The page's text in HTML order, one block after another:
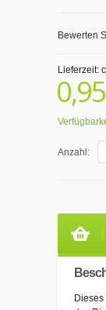
Bewerten
Lieferzeit:
Anzahl: